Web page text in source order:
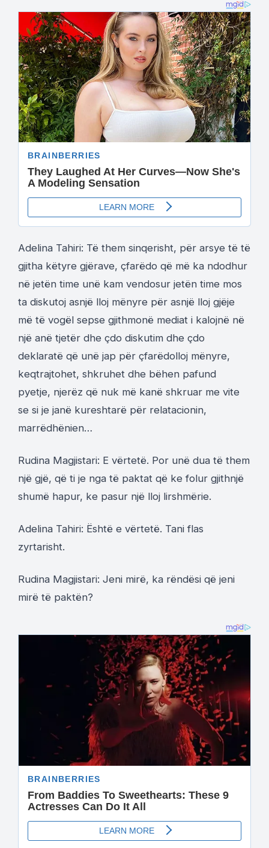
Adelina Tahiri: Të them sinqerisht, për arsye të të
gjitha këtyre gjërave, çfarëdo që më ka ndodhur
në jetën time unë kam vendosur jetën time mos
ta diskutoj asnjë lloj mënyre për asnjë lloj gjëje
më të vogël sepse gjithmonë mediat i kalojnë në
një anë tjetër dhe çdo diskutim dhe çdo
deklaratë që unë jap për çfarëdolloj mënyre,
keqtrajtohet, shkruhet dhe bëhen pafund
pyetje, njerëz që nuk më kanë shkruar me vite
se si je janë kureshtarë për relatacionin,
marrëdhënien…
Rudina Magjistari: E vërtetë. Por unë dua të them
një gjë, që ti je nga të paktat që ke folur gjithnjë
shumë hapur, ke pasur një lloj lirshmërie.
Adelina Tahiri: Është e vërtetë. Tani flas
zyrtarisht.
Rudina Magjistari: Jeni mirë, ka rëndësi që jeni
mirë të paktën?